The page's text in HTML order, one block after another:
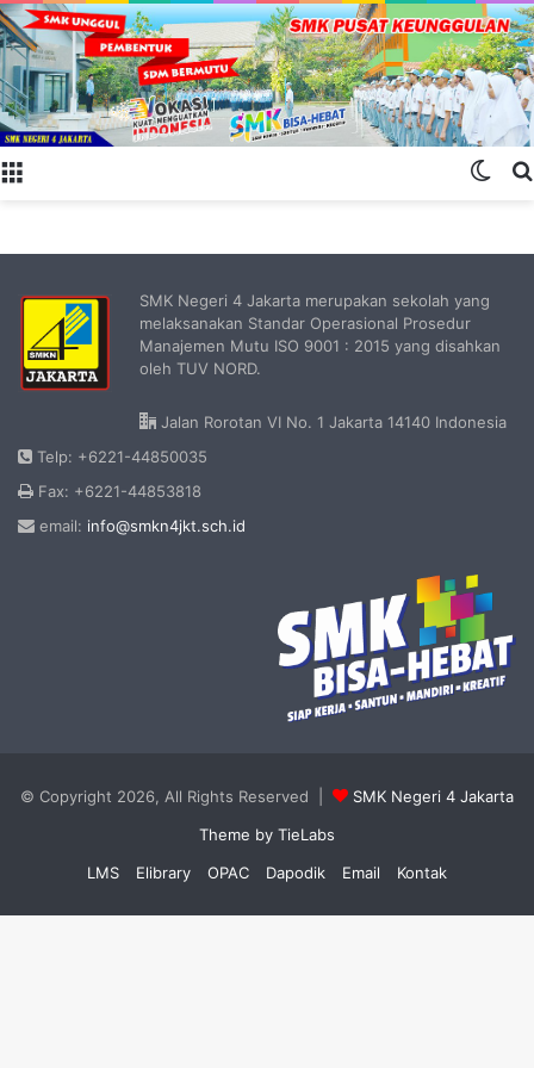
SMK Negeri 4 Jakarta merupakan sekolah yang
melaksanakan Standar Operasional Prosedur
Manajemen Mutu ISO 9001 : 2015 yang disahkan
oleh TUV NORD.
Jalan Rorotan VI No. 1 Jakarta 14140 Indonesia
Telp: +6221-44850035
Fax: +6221-44853818
email: info@smkn4jkt.sch.id
© Copyright 2026, All Rights Reserved |
SMK Negeri 4 Jakarta
Theme by TieLabs
LMS
Elibrary OPAC Dapodik Email Kontak